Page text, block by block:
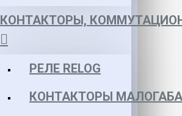
КОНТАКТОРЫ,
РЕЛЕ RELOG
КОНТАКТОРЫ